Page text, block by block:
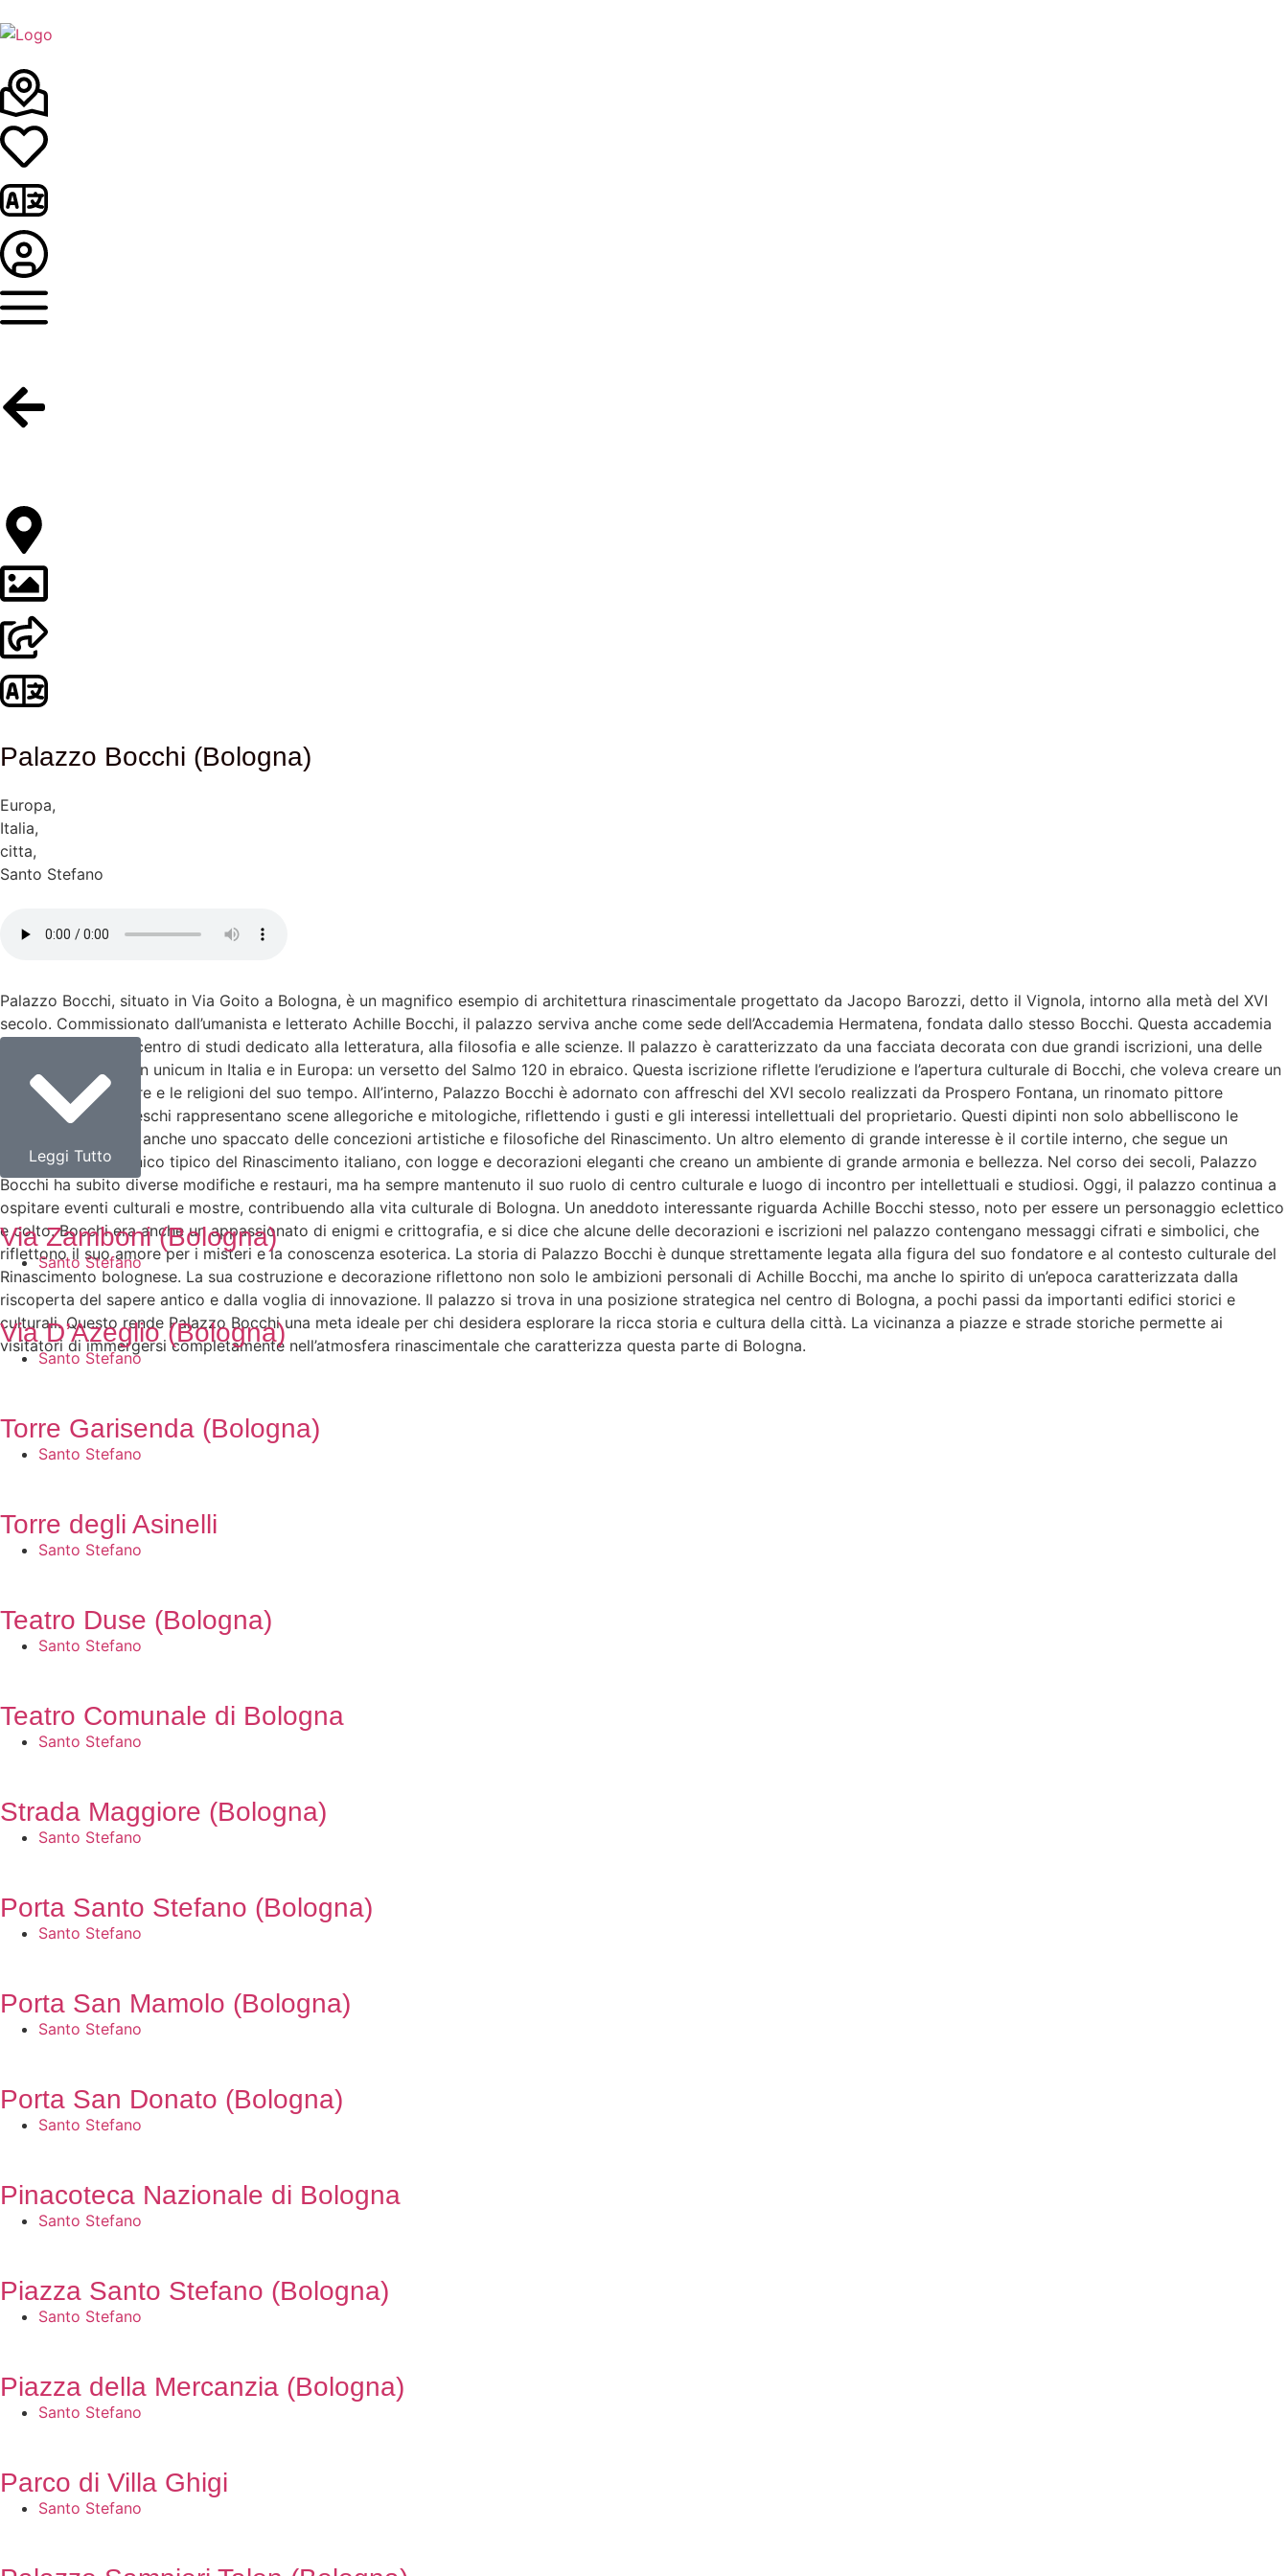
Palazzo Bocchi (Bologna)
Europa,
Italia,
citta,
Santo Stefano
Palazzo Bocchi, situato in Via Goito a Bologna, è un magnifico esempio di architettura rinascimentale progettato da Jacopo Barozzi, detto il Vignola, intorno alla metà del XVI
secolo. Commissionato dall’umanista e letterato Achille Bocchi, il palazzo serviva anche come sede dell’Accademia Hermatena, fondata dallo stesso Bocchi. Questa accademia
era un importante centro di studi dedicato alla letteratura, alla filosofia e alle scienze. Il palazzo è caratterizzato da una facciata decorata con due grandi iscrizioni, una delle
quali rappresenta un unicum in Italia e in Europa: un versetto del Salmo 120 in ebraico. Questa iscrizione riflette l’erudizione e l’apertura culturale di Bocchi, che voleva creare un
dialogo tra le culture e le religioni del suo tempo. All’interno, Palazzo Bocchi è adornato con affreschi del XVI secolo realizzati da Prospero Fontana, un rinomato pittore
bolognese. Gli affreschi rappresentano scene allegoriche e mitologiche, riflettendo i gusti e gli interessi intellettuali del proprietario. Questi dipinti non solo abbelliscono le
stanze, ma offrono anche uno spaccato delle concezioni artistiche e filosofiche del Rinascimento. Un altro elemento di grande interesse è il cortile interno, che segue un
modello architettonico tipico del Rinascimento italiano, con logge e decorazioni eleganti che creano un ambiente di grande armonia e bellezza. Nel corso dei secoli, Palazzo
Bocchi ha subito diverse modifiche e restauri, ma ha sempre mantenuto il suo ruolo di centro culturale e luogo di incontro per intellettuali e studiosi. Oggi, il palazzo continua a
ospitare eventi culturali e mostre, contribuendo alla vita culturale di Bologna. Un aneddoto interessante riguarda Achille Bocchi stesso, noto per essere un personaggio eclettico
e colto. Bocchi era anche un appassionato di enigmi e crittografia, e si dice che alcune delle decorazioni e iscrizioni nel palazzo contengano messaggi cifrati e simbolici, che
riflettono il suo amore per i misteri e la conoscenza esoterica. La storia di Palazzo Bocchi è dunque strettamente legata alla figura del suo fondatore e al contesto culturale del
Rinascimento bolognese. La sua costruzione e decorazione riflettono non solo le ambizioni personali di Achille Bocchi, ma anche lo spirito di un’epoca caratterizzata dalla
riscoperta del sapere antico e dalla voglia di innovazione. Il palazzo si trova in una posizione strategica nel centro di Bologna, a pochi passi da importanti edifici storici e
culturali. Questo rende Palazzo Bocchi una meta ideale per chi desidera esplorare la ricca storia e cultura della città. La vicinanza a piazze e strade storiche permette ai
visitatori di immergersi completamente nell’atmosfera rinascimentale che caratterizza questa parte di Bologna.
Leggi Tutto
Via Zamboni (Bologna)
Santo Stefano
Via D’Azeglio (Bologna)
Santo Stefano
Torre Garisenda (Bologna)
Santo Stefano
Torre degli Asinelli
Santo Stefano
Teatro Duse (Bologna)
Santo Stefano
Teatro Comunale di Bologna
Santo Stefano
Strada Maggiore (Bologna)
Santo Stefano
Porta Santo Stefano (Bologna)
Santo Stefano
Porta San Mamolo (Bologna)
Santo Stefano
Porta San Donato (Bologna)
Santo Stefano
Pinacoteca Nazionale di Bologna
Santo Stefano
Piazza Santo Stefano (Bologna)
Santo Stefano
Piazza della Mercanzia (Bologna)
Santo Stefano
Parco di Villa Ghigi
Santo Stefano